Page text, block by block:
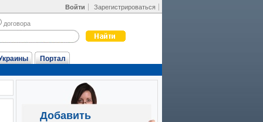
Войти Зарегистрироваться
договора
Портал
Добавить